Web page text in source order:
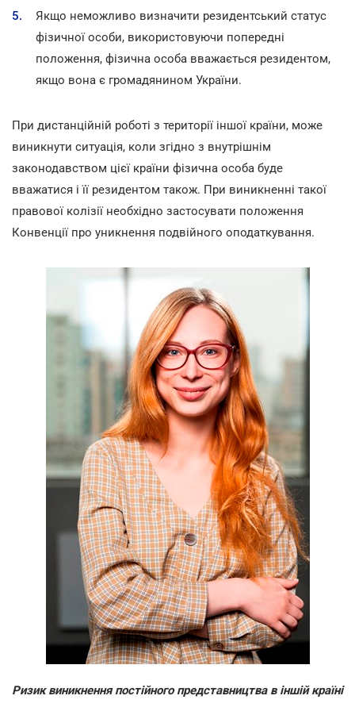
Якщо неможливо визначити резидентський статус
фізичної особи, використовуючи попередні
положення, фізична особа вважається резидентом,
якщо вона є громадянином України.
При дистанційній роботі з території іншої країни, може
виникнути ситуація, коли згідно з внутрішнім
законодавством цієї країни фізична особа буде
вважатися і її резидентом також. При виникненні такої
правової колізії необхідно застосувати положення
Конвенції про уникнення подвійного оподаткування.
Ризик виникнення постійного представництва в іншій країні